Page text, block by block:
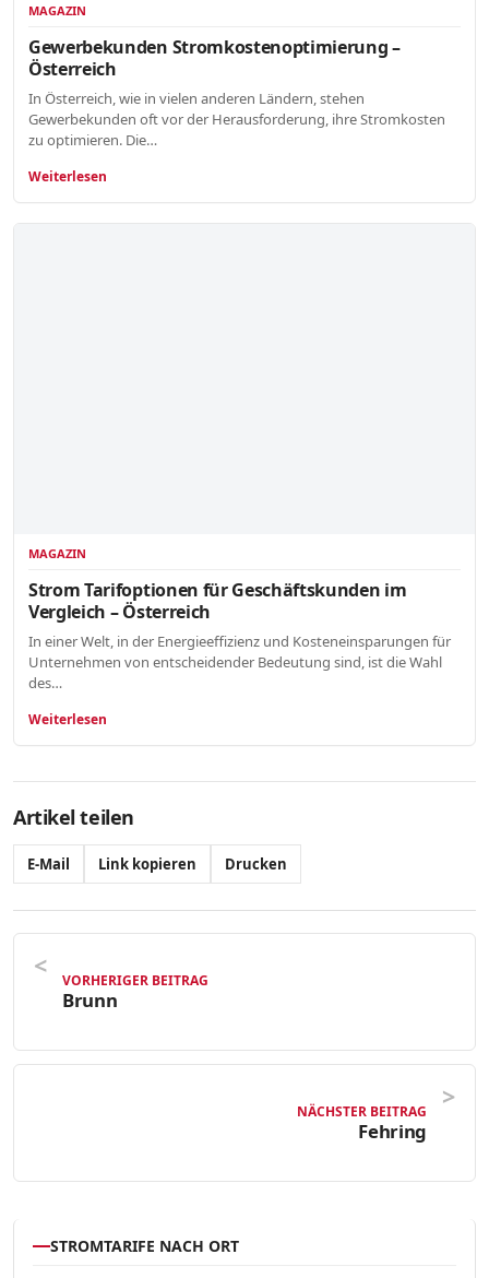
MAGAZIN
Gewerbekunden Stromkostenoptimierung –
Österreich
In Österreich, wie in vielen anderen Ländern, stehen
Gewerbekunden oft vor der Herausforderung, ihre Stromkosten
zu optimieren. Die…
Weiterlesen
MAGAZIN
Strom Tarifoptionen für Geschäftskunden im
Vergleich – Österreich
In einer Welt, in der Energieeffizienz und Kosteneinsparungen für
Unternehmen von entscheidender Bedeutung sind, ist die Wahl
des…
Weiterlesen
Artikel teilen
E-Mail Link kopieren Drucken
VORHERIGER BEITRAG
Brunn
NÄCHSTER BEITRAG
Fehring
STROMTARIFE NACH ORT